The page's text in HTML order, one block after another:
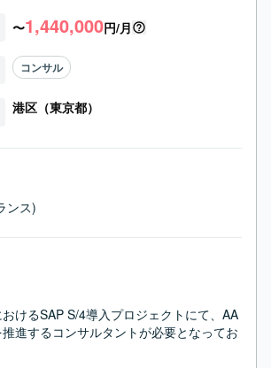
〜1,440,000円/月
コンサル
港区（東京都）
ンス)
けるSAP S/4導入プロジェクトにて、AA
進するコンサルタントが必要となってお